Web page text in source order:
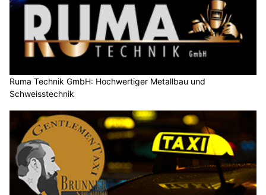
Ruma Technik GmbH: Hochwertiger Metallbau und
Schweisstechnik